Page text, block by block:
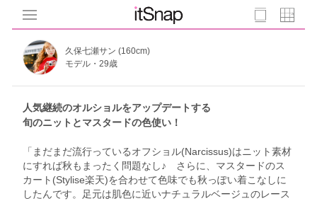
久保七瀬サン (160cm)
モデル・29歳
人気継続のオルショルをアップデートする
旬のニットとマスタードの色使い！
「まだまだ流行っているオフショル(Narcissus)はニット素材
にすれば秋もまったく問題なし♪ さらに、マスタードのス
カート(Stylise楽天)を合わせて色味でも秋っぽい着こなしに
したんです。足元は肌色に近いナチュラルベージュのレース